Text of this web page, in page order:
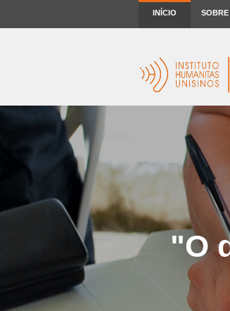
INÍCIO
"O